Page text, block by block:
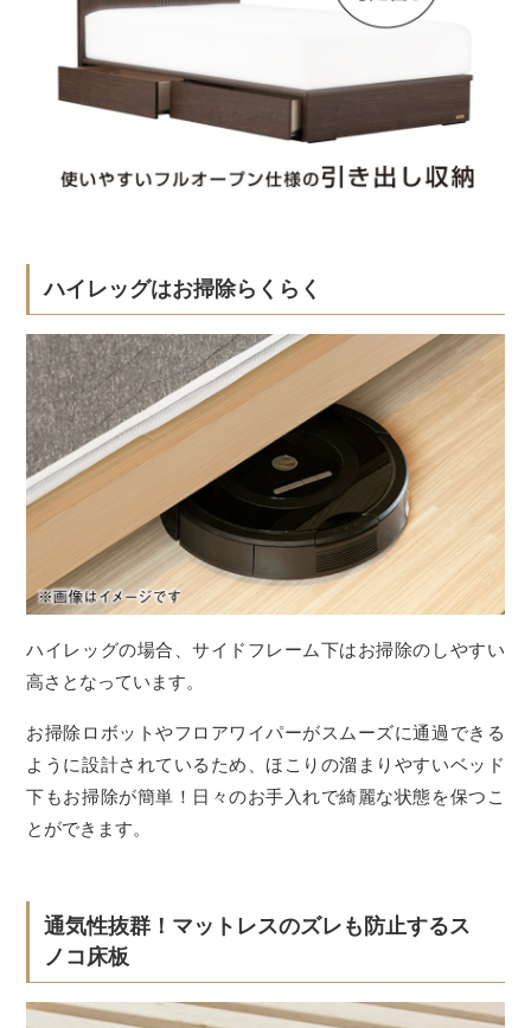
ハイレッグはお掃除らくらく
ハイレッグの場合、サイドフレーム下はお掃除のしやすい
高さとなっています。
お掃除ロボットやフロアワイパーがスムーズに通過できる
ように設計されているため、ほこりの溜まりやすいベッド
下もお掃除が簡単！日々のお手入れで綺麗な状態を保つこ
とができます。
通気性抜群！マットレスのズレも防止するス
ノコ床板